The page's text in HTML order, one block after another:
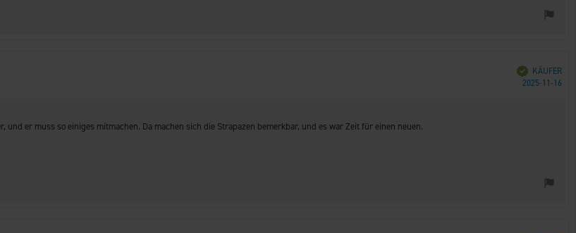
Verifiziert
KÄUFER
2025-11-16
er muss so einiges mitmachen. Da machen sich die Strapazen bemerkbar, und es war Zeit für einen neuen.